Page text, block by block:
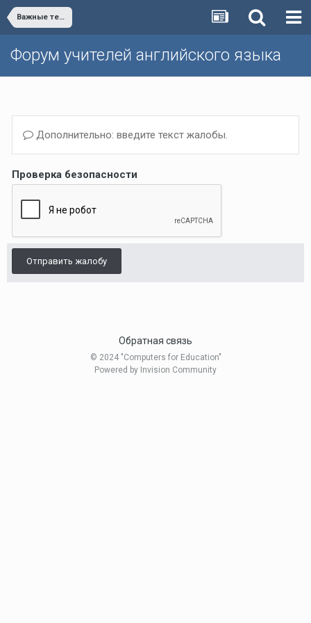
Важные темы и объявления/Important issues and announcements
Форум учителей английского языка
Дополнительно: введите текст жалобы.
Проверка безопасности
Отправить жалобу
Обратная связь
© 2024 "Computers for Education"
Powered by Invision Community